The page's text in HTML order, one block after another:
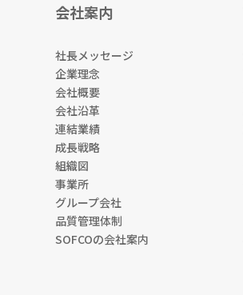
会社案内
社長メッセージ
企業理念
会社概要
会社沿革
連結業績
成長戦略
組織図
事業所
グループ会社
品質管理体制
SOFCOの会社案内